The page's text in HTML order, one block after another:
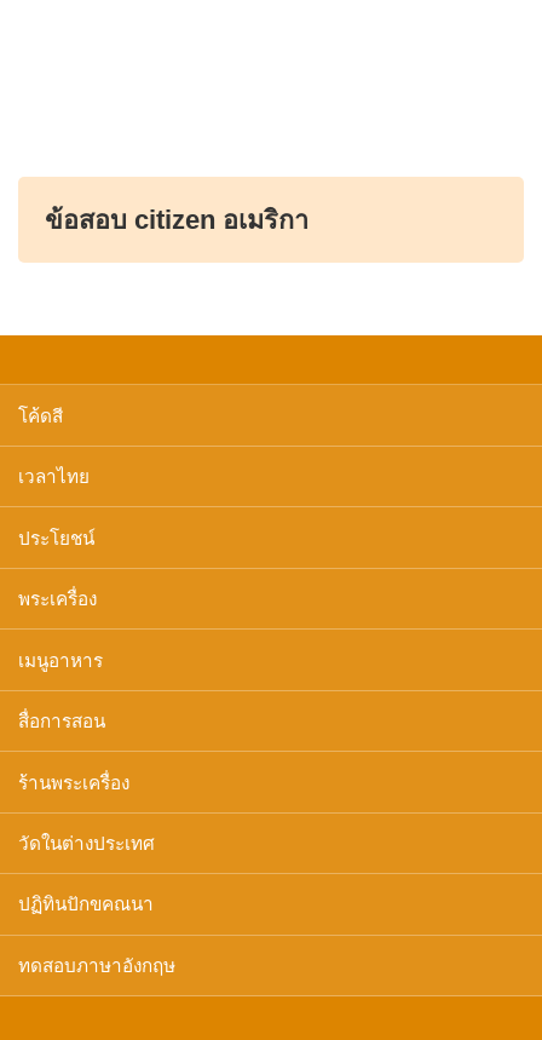
ข้อสอบ citizen อเมริกา
โค้ดสี
เวลาไทย
ประโยชน์
พระเครื่อง
เมนูอาหาร
สื่อการสอน
ร้านพระเครื่อง
วัดในต่างประเทศ
ปฏิทินปักขคณนา
ทดสอบภาษาอังกฤษ